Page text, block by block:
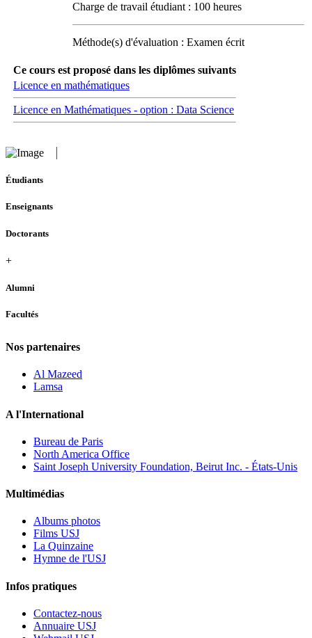
Charge de travail étudiant : 100 heures
Méthode(s) d'évaluation : Examen écrit
Ce cours est proposé dans les diplômes suivants
Licence en mathématiques
Licence en Mathématiques - option : Data Science
Étudiants
Enseignants
Doctorants
+
Alumni
Facultés
Nos partenaires
Al Mazeed
Lamsa
A l'International
Bureau de Paris
North America Office
Saint Joseph University Foundation, Beirut Inc. - États-Unis
Multimédias
Albums photos
Films USJ
La Quinzaine
Hymne de l'USJ
Infos pratiques
Contactez-nous
Annuaire USJ